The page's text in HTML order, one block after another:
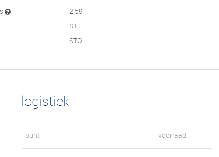
2,59
ST
STO
logistiek
punt voorraad